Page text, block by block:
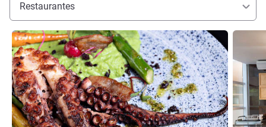
Restaurantes
Más información Más